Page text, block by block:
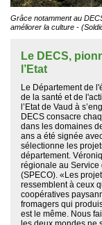
Grâce notamment au
améliorer la culture -
Le DECS,
l’Etat
Le Département de
de la santé et de
l’Etat de Vaud à
DECS consacre
dans les domaines
ans a été signée
sélectionne les
département.
régionale au Service
(SPECO). «Les
ressemblent à ceux
coopératives
fromagers qui
est le même. Nous